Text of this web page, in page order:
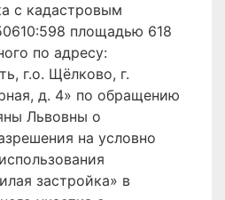
с кадастровым
площадью 618
по адресу:
г.о. Щёлково, г.
д. 4» по обращению
Львовны о
на условно
застройка» в